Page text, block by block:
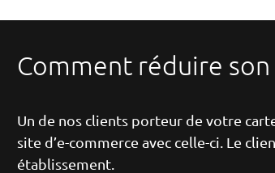
Comment réduire
Un de nos clients porteur de votre
site d’e-commerce avec celle-ci. Le
établissement.